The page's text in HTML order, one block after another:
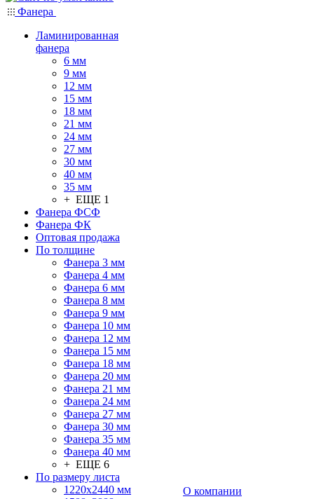
Фанера
Ламинированная
фанера
6 мм
9 мм
12 мм
15 мм
18 мм
21 мм
24 мм
27 мм
30 мм
40 мм
35 мм
+ ЕЩЕ 1
Фанера ФСФ
Фанера ФК
Оптовая продажа
По толщине
Фанера 3 мм
Фанера 4 мм
Фанера 6 мм
Фанера 8 мм
Фанера 9 мм
Фанера 10 мм
Фанера 12 мм
Фанера 15 мм
Фанера 18 мм
Фанера 20 мм
Фанера 21 мм
Фанера 24 мм
Фанера 27 мм
Фанера 30 мм
Фанера 35 мм
Фанера 40 мм
+ ЕЩЕ 6
По размеру листа
1220х2440 мм
О компании